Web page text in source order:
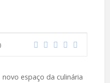
espaço da culinária